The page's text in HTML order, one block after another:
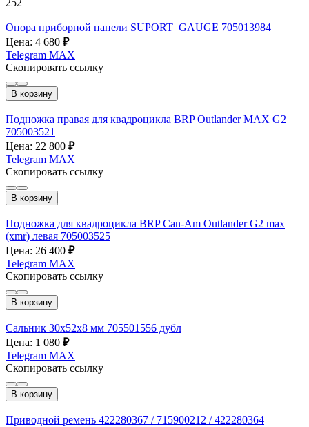
Опора приборной панели SUPORT_GAUGE 705013984
Цена: 4 680 ₽
Telegram MAX
Скопировать ссылку
В корзину
Подножка правая для квадроцикла BRP Outlander MAX G2
705003521
Цена: 22 800 ₽
Telegram MAX
Скопировать ссылку
В корзину
Подножка для квадроцикла BRP Can-Am Outlander G2 max
(xmr) левая 705003525
Цена: 26 400 ₽
Telegram MAX
Скопировать ссылку
В корзину
Сальник 30х52х8 мм 705501556 дубл
Цена: 1 080 ₽
Telegram MAX
Скопировать ссылку
В корзину
Приводной ремень 422280367 / 715900212 / 422280364